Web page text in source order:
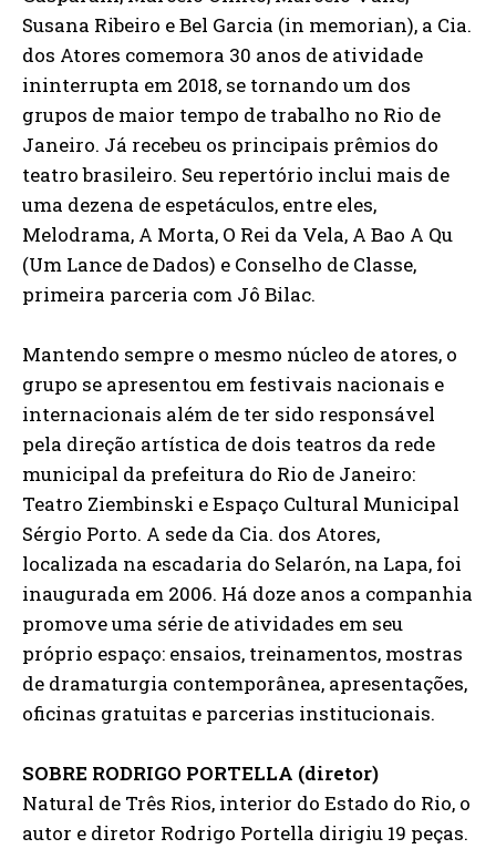
Susana Ribeiro e Bel Garcia (in memorian), a Cia.
dos Atores comemora 30 anos de atividade
ininterrupta em 2018, se tornando um dos
grupos de maior tempo de trabalho no Rio de
Janeiro. Já recebeu os principais prêmios do
teatro brasileiro. Seu repertório inclui mais de
uma dezena de espetáculos, entre eles,
Melodrama, A Morta, O Rei da Vela, A Bao A Qu
(Um Lance de Dados) e Conselho de Classe,
primeira parceria com Jô Bilac.
Mantendo sempre o mesmo núcleo de atores, o
grupo se apresentou em festivais nacionais e
internacionais além de ter sido responsável
pela direção artística de dois teatros da rede
municipal da prefeitura do Rio de Janeiro:
Teatro Ziembinski e Espaço Cultural Municipal
Sérgio Porto. A sede da Cia. dos Atores,
localizada na escadaria do Selarón, na Lapa, foi
inaugurada em 2006. Há doze anos a companhia
promove uma série de atividades em seu
próprio espaço: ensaios, treinamentos, mostras
de dramaturgia contemporânea, apresentações,
oficinas gratuitas e parcerias institucionais.
SOBRE RODRIGO PORTELLA (diretor)
Natural de Três Rios, interior do Estado do Rio, o
autor e diretor Rodrigo Portella dirigiu 19 peças.